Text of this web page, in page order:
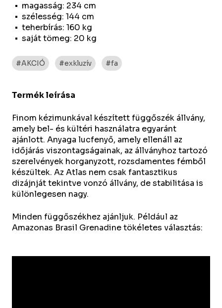
magasság: 234 cm
szélesség: 144 cm
teherbírás: 160 kg
saját tömeg: 20 kg
#AKCIÓ #exkluzív #fa
Termék leírása
Finom kézimunkával készített függőszék állvány,
amely bel- és kültéri használatra egyaránt
ajánlott. Anyaga lucfenyő, amely ellenáll az
időjárás viszontagságainak, az állványhoz tartozó
szerelvények horganyzott, rozsdamentes fémből
készültek. Az Atlas nem csak fantasztikus
dizájnját tekintve vonzó állvány, de stabilitása is
különlegesen nagy.
Minden függőszékhez ajánljuk. Például az
Amazonas Brasil Grenadine tökéletes választás: